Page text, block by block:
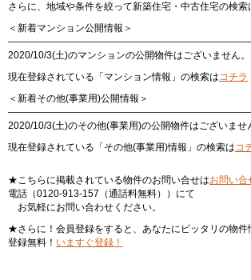
さらに、地域や条件を絞って新築住宅・中古住宅の検索
＜新着マンション公開情報＞
2020/10/3(土)のマンションの公開物件はございません。
現在登録されている「マンション情報」の検索はコチラ
＜新着その他(事業用)公開情報＞
2020/10/3(土)のその他(事業用)の公開物件はございませ
現在登録されている「その他(事業用)情報」の検索はコ
★こちらに掲載されている物件のお問い合せはお問い合
電話（0120-913-157（通話料無料））にて
お気軽にお問い合わせください。
★さらに！会員登録をすると、あなたにピッタリの物件
登録無料！ いますぐ登録！